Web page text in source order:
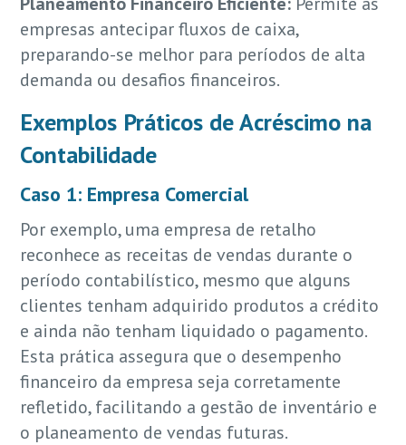
empresas antecipar fluxos de caixa,
preparando-se melhor para períodos de alta
demanda ou desafios financeiros.
Exemplos Práticos de Acréscimo na
Contabilidade
Caso 1: Empresa Comercial
Por exemplo, uma empresa de retalho
reconhece as receitas de vendas durante o
período contabilístico, mesmo que alguns
clientes tenham adquirido produtos a crédito
e ainda não tenham liquidado o pagamento.
Esta prática assegura que o desempenho
financeiro da empresa seja corretamente
refletido, facilitando a gestão de inventário e
o planeamento de vendas futuras.